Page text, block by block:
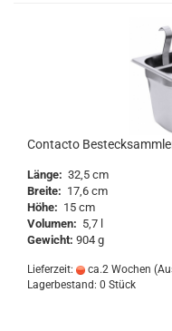
Contacto
Länge: 32,5 cm
Breite: 17,6 cm
Höhe: 15 cm
Volumen: 5,7 l
Gewicht: 904 g
Lieferzeit: ca.2 Wochen
Lagerbestand: 0 Stück